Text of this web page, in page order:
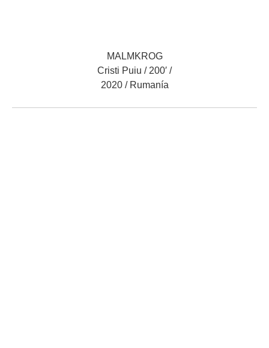
MALMKROG
Cristi Puiu / 200′ /
2020 / Rumanía